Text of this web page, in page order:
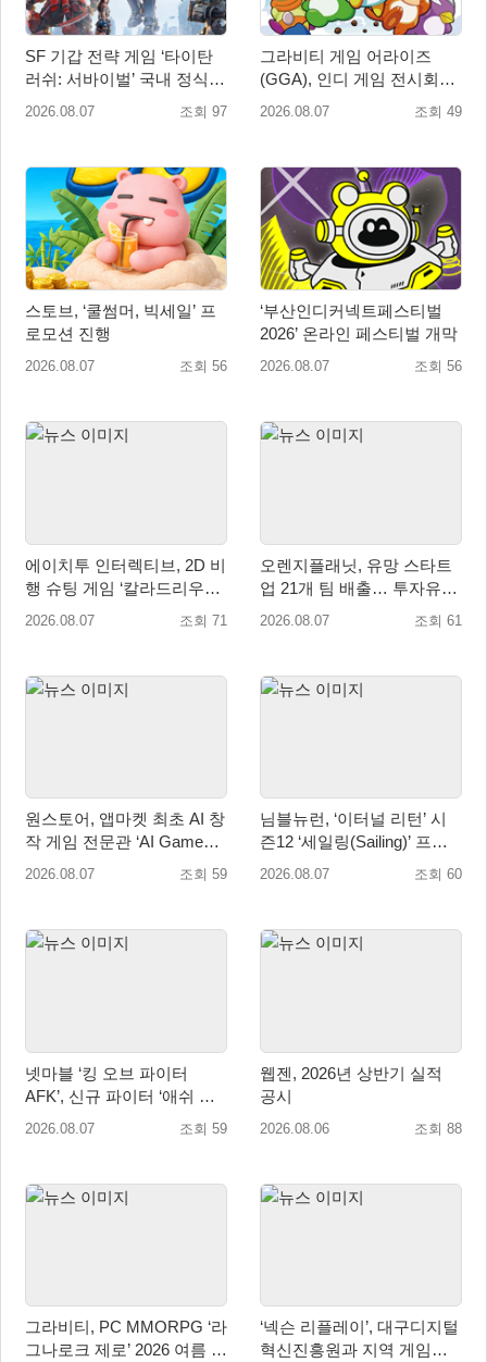
SF 기갑 전략 게임 ‘타이탄
러쉬: 서바이벌’ 국내 정식
출시
2026.08.07 조회 97
그라비티 게임 어라이즈
(GGA), 인디 게임 전시회
‘도쿄 게임 던전 13’ 참가!
2026.08.07 조회 49
스토브, ‘쿨썸머, 빅세일’ 프
로모션 진행
2026.08.07 조회 56
‘부산인디커넥트페스티벌
2026’ 온라인 페스티벌 개막
2026.08.07 조회 56
에이치투 인터렉티브, 2D 비
행 슈팅 게임 ‘칼라드리우스
2/다크 엘레멘트’ 올 겨울 전
2026.08.07 조회 71
오렌지플래닛, 유망 스타트
업 21개 팀 배출… 투자유치∙
매출성장 성과 눈길
2026.08.07 조회 61
원스토어, 앱마켓 최초 AI 창
작 게임 전문관 ‘AI Games’
오픈
2026.08.07 조회 59
님블뉴런, ‘이터널 리턴’ 시
즌12 ‘세일링(Sailing)’ 프리
시즌 시작
2026.08.07 조회 60
넷마블 ‘킹 오브 파이터
AFK’, 신규 파이터 ‘애쉬 크
림존’ 업데이트
2026.08.07 조회 59
웹젠, 2026년 상반기 실적
공시
2026.08.06 조회 88
그라비티, PC MMORPG ‘라
그나로크 제로’ 2026 여름 프
‘넥슨 리플레이’, 대구디지털
혁신진흥원과 지역 게임산